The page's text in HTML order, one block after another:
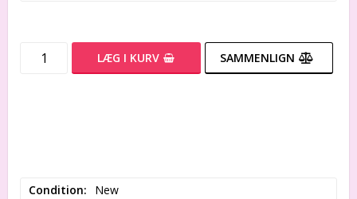
LÆG I KURV SAMMENLIGN
Condition
New